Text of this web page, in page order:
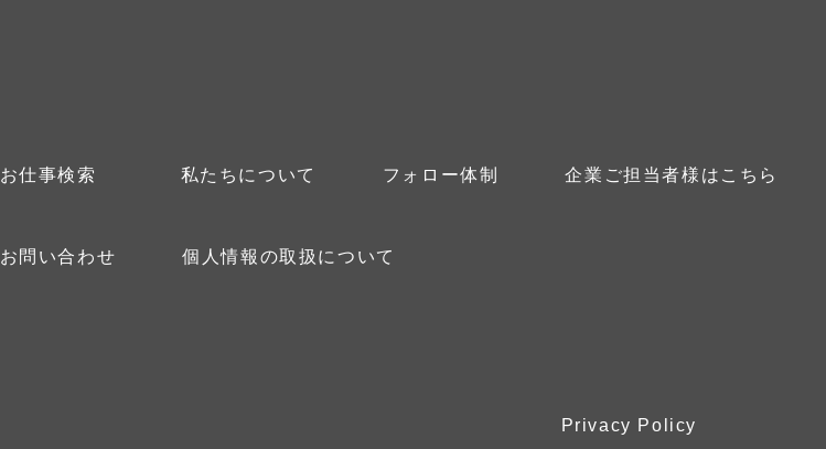
お仕事検索 私たちについて フォロー体制 企業ご担当者様はこちら
お問い合わせ 個人情報の取扱について
Privacy Policy